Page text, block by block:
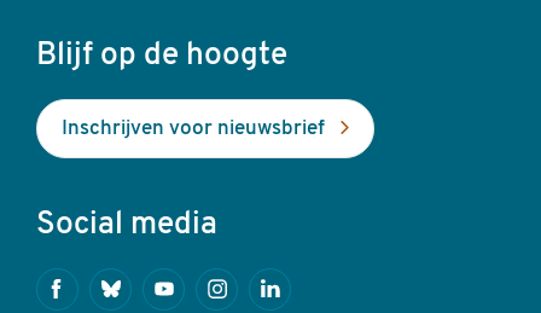
Blijf op de hoogte
Inschrijven voor nieuwsbrief
Social media
FacebookBlueskyYoutubeInstagramLinkedin